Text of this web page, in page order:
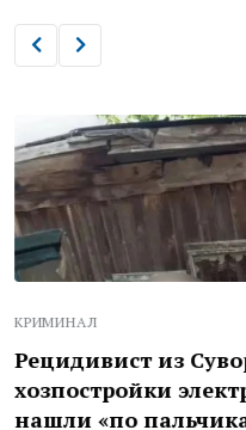
КРИМИНАЛ
Рецидивист из
хозпостройки
нашли «по